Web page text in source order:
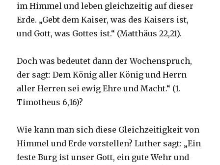
im Himmel und leben gleichzeitig auf dieser
Erde. „Gebt dem Kaiser, was des Kaisers ist,
und Gott, was Gottes ist.“ (Matthäus 22,21).
Doch was bedeutet dann der Wochenspruch,
der sagt: Dem König aller König und Herrn
aller Herren sei ewig Ehre und Macht.“ (1.
Timotheus 6,16)?
Wie kann man sich diese Gleichzeitigkeit von
Himmel und Erde vorstellen? Luther sagt: „Ein
feste Burg ist unser Gott, ein gute Wehr und